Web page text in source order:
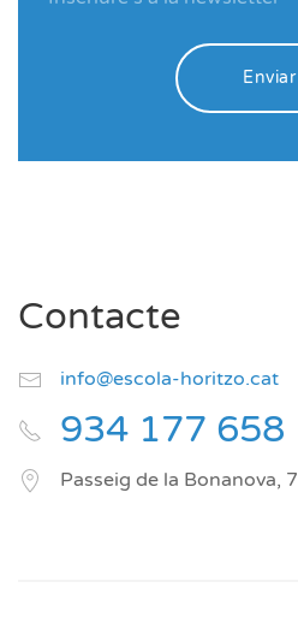
Enviar
Contacte
info@escola-horitzo.cat
934 177 658
Passeig de la Bonanova, 7